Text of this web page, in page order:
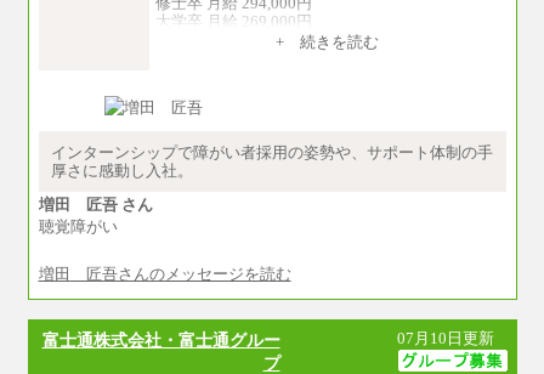
大学卒 月給 269,000円
※試用期間の給与に変更はございません
ます。
円
+ 続きを読む
インターンシップで障がい者採用の姿勢や、サポート体制の手
厚さに感動し入社。
増田 匠吾 さん
聴覚障がい
増田 匠吾さんのメッセージを読む
富士通株式会社・富士通グルー
プ
07月10日更新